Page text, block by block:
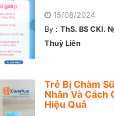
15/08/2024
By :ThS. BS CKI.
Thuỳ Liên
Trẻ Bị Chàm
Nhân Và Cách
Hiệu Quả